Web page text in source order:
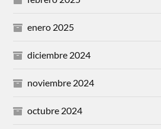
enero 2025
diciembre 2024
noviembre 2024
octubre 2024